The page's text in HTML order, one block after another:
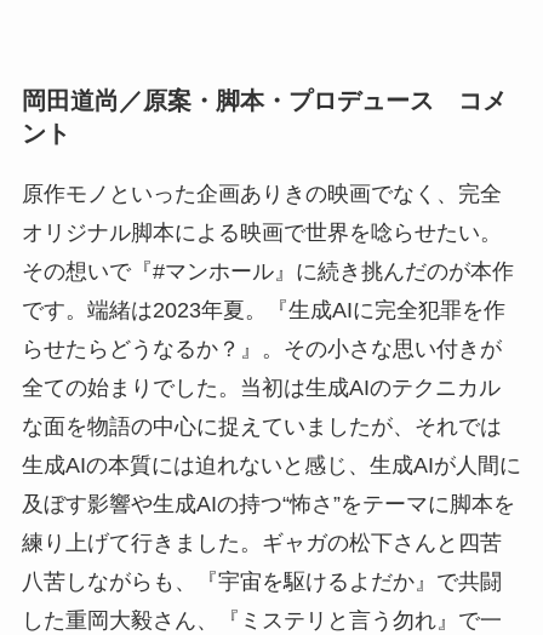
岡田道尚／原案・脚本・プロデュース コメ
ント
原作モノといった企画ありきの映画でなく、完全
オリジナル脚本による映画で世界を唸らせたい。
その想いで『#マンホール』に続き挑んだのが本作
です。端緒は2023年夏。『生成AIに完全犯罪を作
らせたらどうなるか？』。その小さな思い付きが
全ての始まりでした。当初は生成AIのテクニカル
な面を物語の中心に捉えていましたが、それでは
生成AIの本質には迫れないと感じ、生成AIが人間に
及ぼす影響や生成AIの持つ“怖さ”をテーマに脚本を
練り上げて行きました。ギャガの松下さんと四苦
八苦しながらも、『宇宙を駆けるよだか』で共闘
した重岡大毅さん、『ミステリと言う勿れ』で一